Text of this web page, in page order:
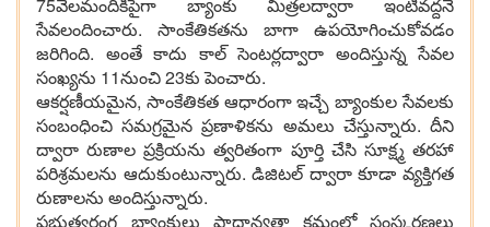
సేవ‌లందించారు. సాంకేతిక‌త‌ను బాగా ఉప‌యోగించుకోవ‌డం
జ‌రిగింది. అంతే కాదు కాల్ సెంట‌ర్ల‌ద్వారా అందిస్తున్న సేవ‌ల
సంఖ్య‌ను 11నుంచి 23కు పెంచారు.
ఆక‌ర్ష‌ణీయ‌మైన‌, సాంకేతిక‌త ఆధారంగా ఇచ్చే బ్యాంకుల సేవ‌లకు
సంబంధించి స‌మ‌గ్ర‌మైన ప్ర‌ణాళికను అమ‌లు చేస్తున్నారు. దీని
ద్వారా రుణాల ప్ర‌క్రియ‌ను త్వ‌రితంగా పూర్తి చేసి సూక్ష్మ త‌ర‌హా
ప‌రిశ్ర‌మ‌ల‌ను ఆదుకుంటున్నారు. డిజిట‌ల్ ద్వారా కూడా వ్య‌క్తిగ‌త
రుణాల‌ను అందిస్తున్నారు.
ప్ర‌భుత్వ‌రంగ బ్యాంకులు ప్రాధాన్య‌తా క్ర‌మంలో సంస్క‌ర‌ణ‌లు